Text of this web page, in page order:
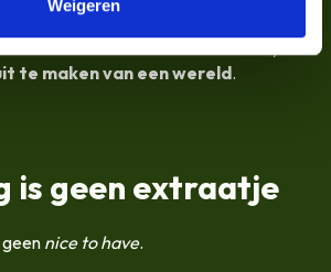
Weigeren
te tellen. Niet alleen voor muziek,
te maken van een wereld.
is geen extraatje
nice to have.